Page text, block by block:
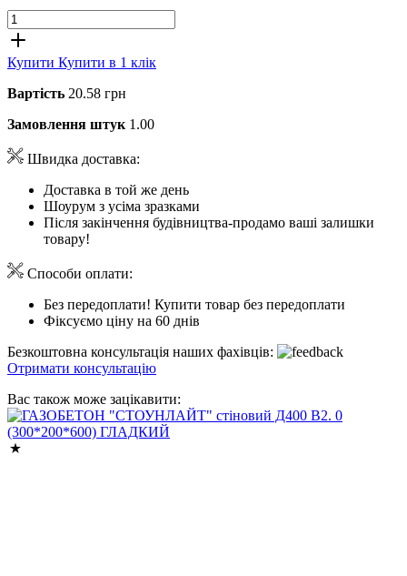
Купити Купити в 1 клік
Вартість 20.58 грн
Замовлення штук 1.00
Швидка доставка:
Доставка в той же день
Шоурум з усіма зразками
Після закінчення будівництва-продамо ваші залишки
товару!
Способи оплати:
Без передоплати! Купити товар без передоплати
Фіксуємо ціну на 60 днів
Безкоштовна консультація наших фахівців:
Отримати консультацію
Вас також може зацікавити: